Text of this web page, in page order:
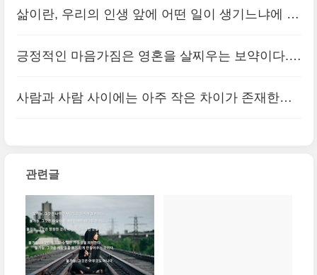
것일 뿐이다
(0)
삶이란, 우리의 인생 앞에 어떤 일이 생기느냐에 따
긍정적인 마음가짐은 영혼을 살찌우는 보약이다.
사람과 사람 사이에는 아주 작은 차이가 존재한다.
적인가’이고 엄청난 격차는 ‘성공..
관련글